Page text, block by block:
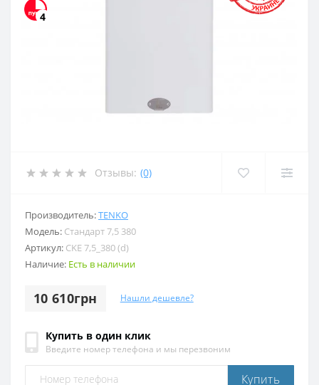
4
Отзывы: (0)
Производитель:TENKO
Модель: Стандарт 7,5 380
Артикул: CKE 7,5_380 (d)
Наличие: Есть в наличии
10 610грн Нашли дешевле?
Купить в один клик
Введите номер телефона и мы перезвоним
Купить